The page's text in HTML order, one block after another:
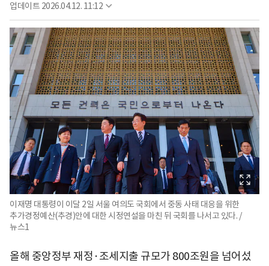
업데이트 2026.04.12. 11:12
이재명 대통령이 이달 2일 서울 여의도 국회에서 중동 사태 대응을 위한
추가경정예산(추경)안에 대한 시정연설을 마친 뒤 국회를 나서고 있다. /
뉴스1
올해 중앙정부 재정·조세지출 규모가 800조원을 넘어섰